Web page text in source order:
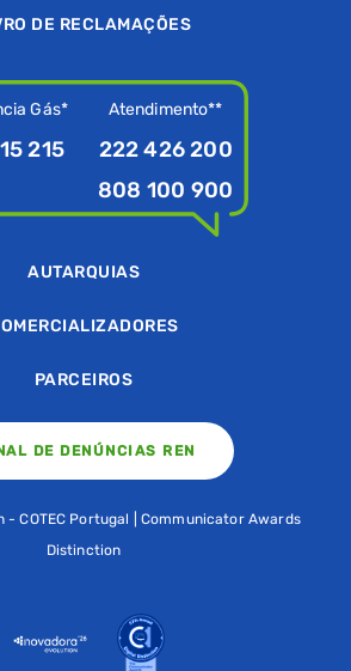
DE RECLAMAÇÕES
Gás*
215
Atendimento**
222 426 200
808 100 900
AUTARQUIAS
PARCEIROS
DE DENÚNCIAS REN
- COTEC Portugal | Communicator Awards
Distinction